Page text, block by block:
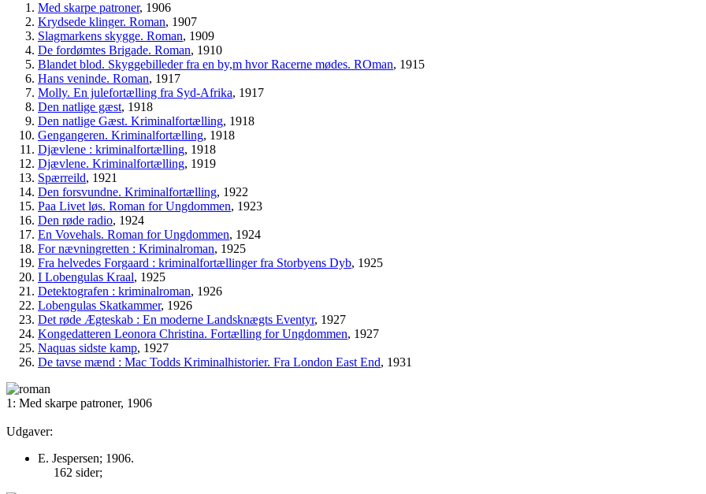
Med skarpe patroner, 1906
Krydsede klinger. Roman, 1907
Slagmarkens skygge. Roman, 1909
De fordømtes Brigade. Roman, 1910
Blandet blod. Skyggebilleder fra en by,m hvor Racerne mødes. ROman, 1915
Hans veninde. Roman, 1917
Molly. En julefortælling fra Syd-Afrika, 1917
Den natlige gæst, 1918
Den natlige Gæst. Kriminalfortælling, 1918
Gengangeren. Kriminalfortælling, 1918
Djævlene : kriminalfortælling, 1918
Djævlene. Kriminalfortælling, 1919
Spærreild, 1921
Den forsvundne. Kriminalfortælling, 1922
Paa Livet løs. Roman for Ungdommen, 1923
Den røde radio, 1924
En Vovehals. Roman for Ungdommen, 1924
For nævningretten : Kriminalroman, 1925
Fra helvedes Forgaard : kriminalfortællinger fra Storbyens Dyb, 1925
I Lobengulas Kraal, 1925
Detektografen : kriminalroman, 1926
Lobengulas Skatkammer, 1926
Det røde Ægteskab : En moderne Landsknægts Eventyr, 1927
Kongedatteren Leonora Christina. Fortælling for Ungdommen, 1927
Naquas sidste kamp, 1927
De tavse mænd : Mac Todds Kriminalhistorier. Fra London East End, 1931
1: Med skarpe patroner, 1906
Udgaver:
E. Jespersen; 1906.
162 sider;